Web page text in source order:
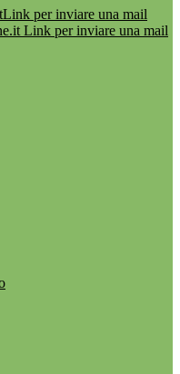
Link per inviare una mail
Link per inviare una mail